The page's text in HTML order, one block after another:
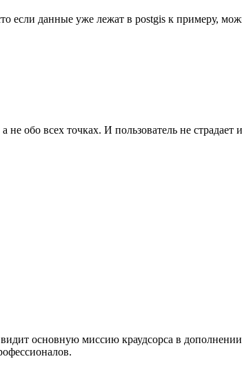
данные уже лежат в postgis к примеру,
обо всех точках. И пользователь не
основную миссию краудсорса в